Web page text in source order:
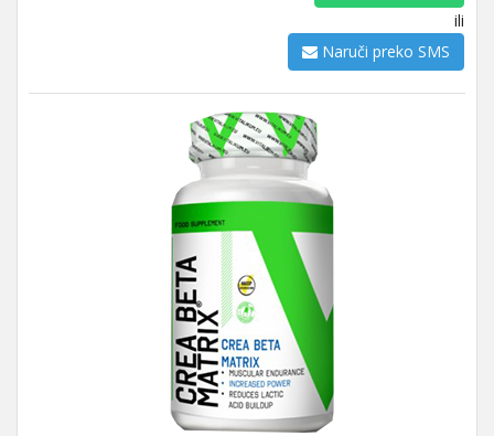
ili
Naruči preko SMS